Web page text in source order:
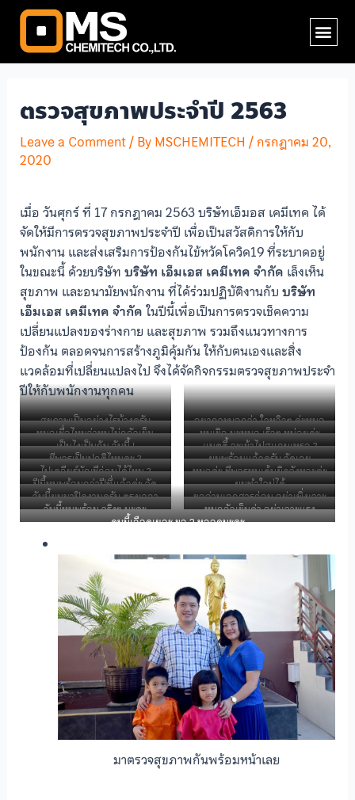
Skip
content
ตรวจสุขภาพประจำปี 2563
Leave a Comment/ ByMSCHEMITECH /กรกฎาคม 20,
2020
เมื่อ วันศุกร์ ที่ 17 กรกฎาคม 2563 บริษัทเอ็มอส เคมีเทค ได้
จัดให้มีการตรวจสุขภาพประจำปี เพื่อเป็นสวัสดิการให้กับ
พนักงาน และส่งเสริมการป้องกันไข้หวัดโควิด19 ที่ระบาดอยู่
ในขณะนี้ ด้วยบริษัทบริษัท เอ็มเอส เคมีเทค จำกัด เล็งเห็น
สุขภาพ และอนามัยพนักงาน ที่ได้ร่วมปฏิบัติงานกับบริษัท
เอ็มเอส เคมีเทค จำกัดในปีนี้เพื่อเป็นการตรวจเช็คความ
เปลี่ยนแปลงของร่างกาย และสุขภาพ รวมถึงแนวทางการ
ป้องกัน ตลอดจนการสร้างภูมิคุ้มกัน ให้กับตนเองและสิ่ง
แวดล้อมที่เปลี่ยนแปลงไป จึงได้จัดกิจกรรมตรวจสุขภาพประจำ
ปีให้กับพนักงานทุกคน
สุขภาพเป็นอย่างไรบ้างครับ อยากจะบอกว่า ใจหวิวๆ ค่ะหมอ
หมอเชื่อไหมว่าหนูไม่กลัวเข็ม หนูเขิล นะหมอ เร็วๆ หน่อยค่ะ
เป็นไงเป็นกัน วันนี้ ! แนตตี้ จะเข้าไปสแกนเหรอ ?
ชีพจรเป็นปกติไหมคะ ? ผมพร้อมแล้วครับ จัดเลย
ไปเคลียร์บัญชีก่อนได้ไหม ?
หมอค่ะ ชีพจรหนูเต้นผิดจังหวะค่ะ
มันระทึกมาก
ปีนี้หนูพร้อมกว่าปีที่แล้วค่ะ จัด
เลย
ผมทำใจบ่ได้
วันนี้ผมมาปิดงานครับ ตรงเวลา
เป๊ะ
ขออ่านเอกสารก่อน อย่าเพิ่งเจาะ
นะคะ
วันนี้หนูพร้อม จริงๆ นะคะ หนูกลัวเข็มค่า อย่าเจาะแรง
คนนี้เลือดเยอะ ขอ 2 หลอดนะคะ
มาตรวจสุขภาพกันพร้อมหน้าเลย
Post
navigation